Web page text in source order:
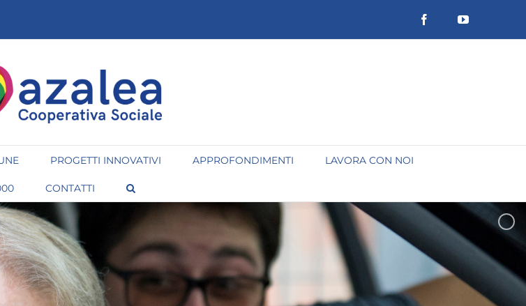
FacebookYouTube
PROGETTI INNOVATIVI APPROFONDIMENTI LAVORA CON NOI
CONTATTI